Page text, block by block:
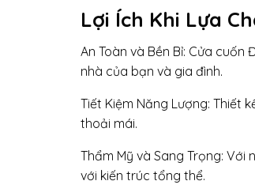
Lợi Ích Khi Lựa
An Toàn và Bền Bỉ: Cửa
nhà của bạn và gia đình.
Tiết Kiệm Năng Lượng: Thiết
thoải mái.
Thẩm Mỹ và Sang Trọng:
với kiến trúc tổng thể.